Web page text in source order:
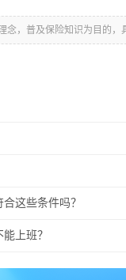
念，普及保险知识为目的，
这些条件吗？
上班？